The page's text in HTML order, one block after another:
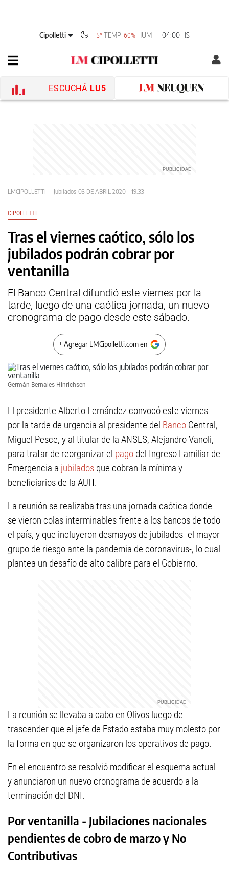
Cipolletti 5°TEMP 60% HUM 04:00 HS
ESCUCHÁ LU5
LMCIPOLLETTI Jubilados 03 DE ABRIL 2020 - 19:33
CIPOLLETTI
Tras el viernes caótico, sólo los
jubilados podrán cobrar por
ventanilla
El Banco Central difundió este viernes por la
tarde, luego de una caótica jornada, un nuevo
cronograma de pago desde este sábado.
+ Agregar LMCipolletti.com en
Germán Bernales Hinrichsen
El presidente Alberto Fernández convocó este viernes
por la tarde de urgencia al presidente del Banco Central,
Miguel Pesce, y al titular de la ANSES, Alejandro Vanoli,
para tratar de reorganizar el pago del Ingreso Familiar de
Emergencia a jubilados que cobran la mínima y
beneficiarios de la AUH.
La reunión se realizaba tras una jornada caótica donde
se vieron colas interminables frente a los bancos de todo
el país, y que incluyeron desmayos de jubilados -el mayor
grupo de riesgo ante la pandemia de coronavirus-, lo cual
plantea un desafío de alto calibre para el Gobierno.
La reunión se llevaba a cabo en Olivos luego de
trascender que el jefe de Estado estaba muy molesto por
la forma en que se organizaron los operativos de pago.
En el encuentro se resolvió modificar el esquema actual
y anunciaron un nuevo cronograma de acuerdo a la
terminación del DNI.
Por ventanilla - Jubilaciones nacionales
pendientes de cobro de marzo y No
Contributivas